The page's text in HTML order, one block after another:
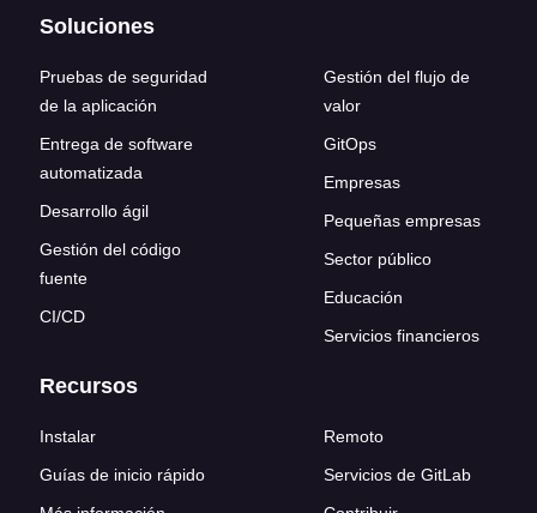
Soluciones
Pruebas de seguridad
de la aplicación
Entrega de software
automatizada
Desarrollo ágil
Gestión del código
fuente
CI/CD
Gestión del flujo de
valor
GitOps
Empresas
Pequeñas empresas
Sector público
Educación
Servicios financieros
Recursos
Instalar
Guías de inicio rápido
Remoto
Servicios de GitLab